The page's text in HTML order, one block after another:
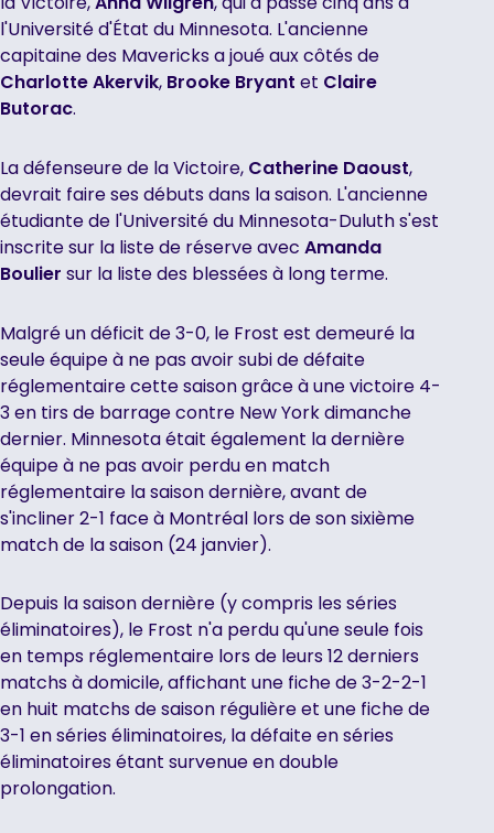
l'Université d'État du Minnesota. L'ancienne
capitaine des Mavericks a joué aux côtés de
Charlotte Akervik, Brooke Bryant et Claire
Butorac.
La défenseure de la Victoire, Catherine Daoust,
devrait faire ses débuts dans la saison. L'ancienne
étudiante de l'Université du Minnesota-Duluth s'est
inscrite sur la liste de réserve avec Amanda
Boulier sur la liste des blessées à long terme.
Malgré un déficit de 3-0, le Frost est demeuré la
seule équipe à ne pas avoir subi de défaite
réglementaire cette saison grâce à une victoire 4-
3 en tirs de barrage contre New York dimanche
dernier. Minnesota était également la dernière
équipe à ne pas avoir perdu en match
réglementaire la saison dernière, avant de
s'incliner 2-1 face à Montréal lors de son sixième
match de la saison (24 janvier).
Depuis la saison dernière (y compris les séries
éliminatoires), le Frost n'a perdu qu'une seule fois
en temps réglementaire lors de leurs 12 derniers
matchs à domicile, affichant une fiche de 3-2-2-1
en huit matchs de saison régulière et une fiche de
3-1 en séries éliminatoires, la défaite en séries
éliminatoires étant survenue en double
prolongation.